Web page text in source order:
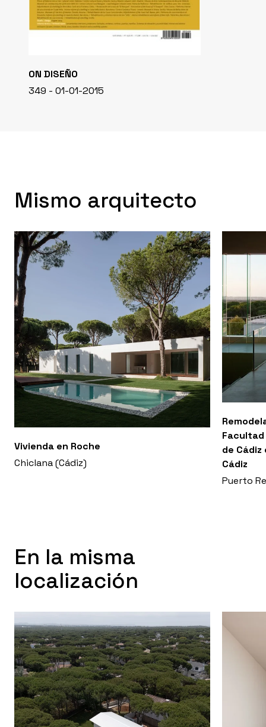
ON DISEÑO
349 - 01-01-2015
Mismo arquitecto
Vivienda en Roche
Chiclana (Cádiz)
Facultad
de
Cádiz
Puerto
En la misma
localización